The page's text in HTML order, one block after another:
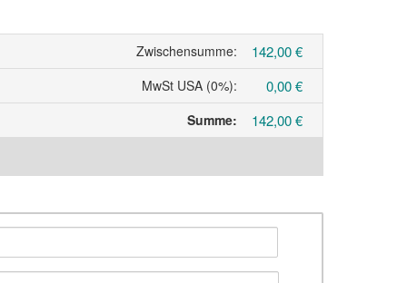
Zwischensumme: 142,00 €
MwSt USA (0%): 0,00 €
Summe: 142,00 €